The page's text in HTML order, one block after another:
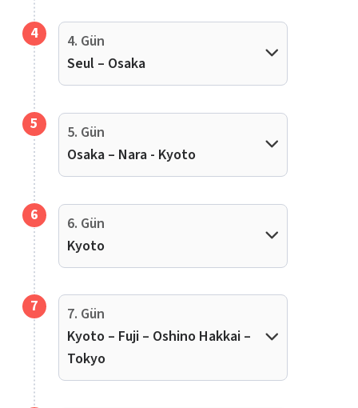
4
4. Gün
Seul – Osaka
5
5. Gün
Osaka – Nara - Kyoto
6
6. Gün
Kyoto
7
7. Gün
Kyoto – Fuji – Oshino Hakkai –
Tokyo